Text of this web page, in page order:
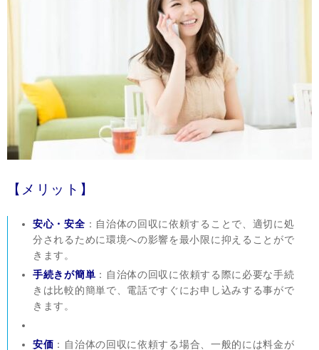
【メリット】
安心・安全 ：自治体の回収に依頼することで、適切に処
分されるために環境への影響を最小限に抑えることがで
きます。
手続きが簡単 ：自治体の回収に依頼する際に必要な手続
きは比較的簡単で、電話ですぐにお申し込みする事がで
きます。
安価 ：自治体の回収に依頼する場合、一般的には料金が